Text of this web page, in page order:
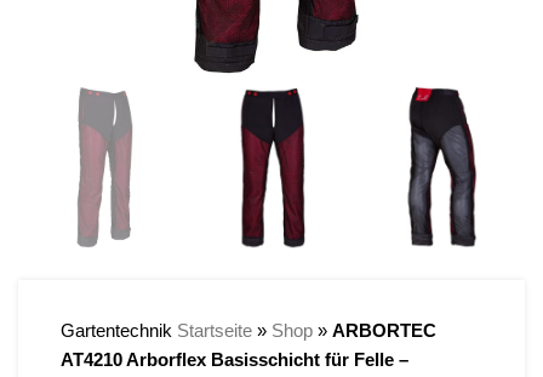
Gartentechnik Startseite » Shop » ARBORTEC
AT4210 Arborflex Basisschicht für Felle –